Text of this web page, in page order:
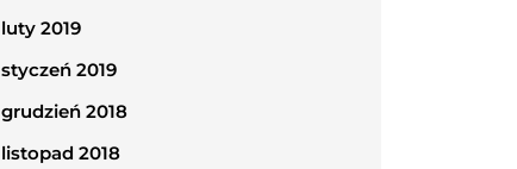
luty 2019
styczeń 2019
grudzień 2018
listopad 2018